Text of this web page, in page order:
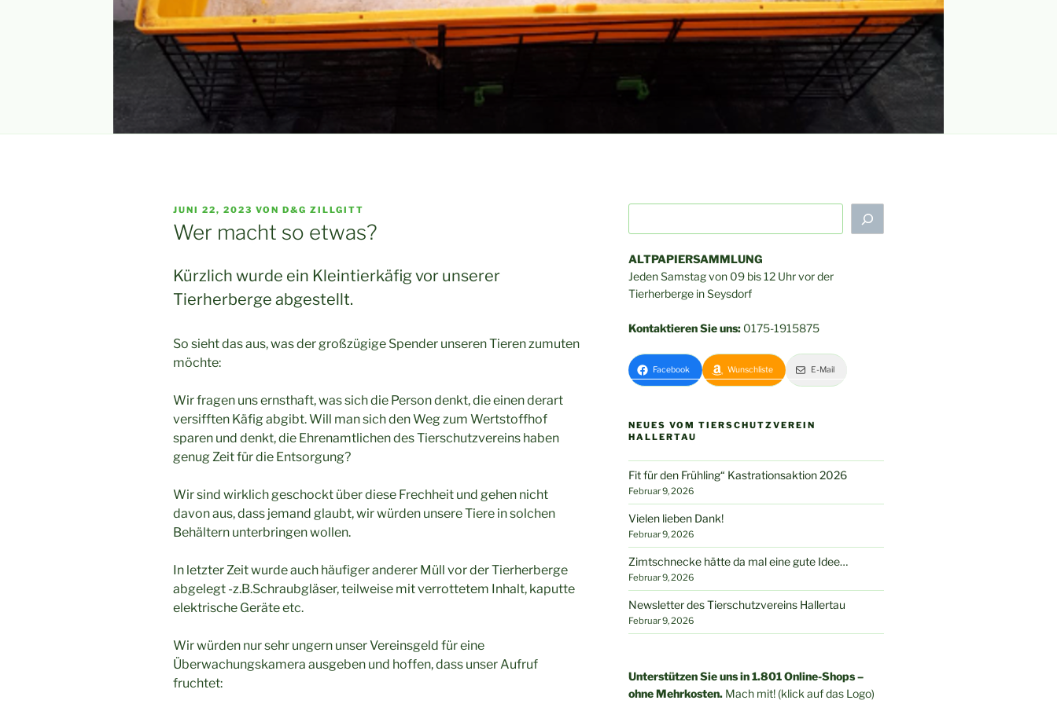
VERÖFFENTLICHT
AM
JUNI 22, 2023 VON D&G ZILLGITT
Wer macht so etwas?
Kürzlich wurde ein Kleintierkäfig vor unserer
Tierherberge abgestellt.
So sieht das aus, was der großzügige Spender unseren Tieren zumuten
möchte:
Wir fragen uns ernsthaft, was sich die Person denkt, die einen derart
versifften Käfig abgibt. Will man sich den Weg zum Wertstoffhof
sparen und denkt, die Ehrenamtlichen des Tierschutzvereins haben
genug Zeit für die Entsorgung?
Wir sind wirklich geschockt über diese Frechheit und gehen nicht
davon aus, dass jemand glaubt, wir würden unsere Tiere in solchen
Behältern unterbringen wollen.
In letzter Zeit wurde auch häufiger anderer Müll vor der Tierherberge
abgelegt -z.B.Schraubgläser, teilweise mit verrottetem Inhalt, kaputte
elektrische Geräte etc.
Wir würden nur sehr ungern unser Vereinsgeld für eine
Überwachungskamera ausgeben und hoffen, dass unser Aufruf
fruchtet:
ALTPAPIERSAMMLUNG
Jeden Samstag von 09 bis 12 Uhr vor der
Tierherberge in Seysdorf
Kontaktieren Sie uns: 0175-1915875
Facebook Wunschliste E-Mail
NEUES VOM TIERSCHUTZVEREIN
HALLERTAU
Fit für den Frühling“ Kastrationsaktion 2026
Februar 9, 2026
Vielen lieben Dank!
Februar 9, 2026
Zimtschnecke hätte da mal eine gute Idee…
Februar 9, 2026
Newsletter des Tierschutzvereins Hallertau
Februar 9, 2026
Unterstützen Sie uns in 1.801 Online-Shops –
ohne Mehrkosten. Mach mit! (klick auf das Logo)